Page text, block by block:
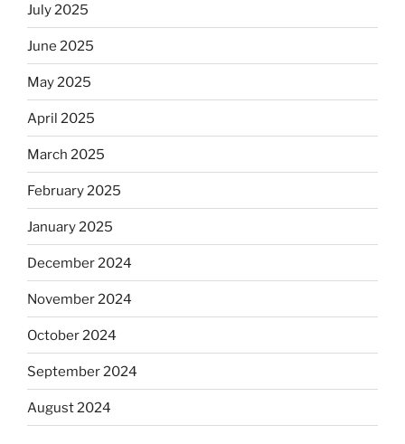
July 2025
June 2025
May 2025
April 2025
March 2025
February 2025
January 2025
December 2024
November 2024
October 2024
September 2024
August 2024